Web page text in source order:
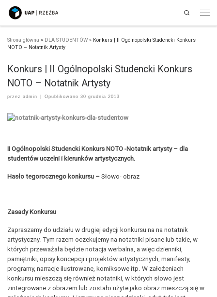
Przejdź do treści
Search
Strona główna » DLA STUDENTÓW » Konkurs | II Ogólnopolski Studencki Konkurs
NOTO – Notatnik Artysty
Konkurs | II Ogólnopolski Studencki Konkurs
NOTO – Notatnik Artysty
przez admin Opublikowano 30 grudnia 2013
II Ogólnopolski Studencki Konkurs NOTO -Notatnik artysty – dla
studentów uczelni i kierunków artystycznych.
Hasło tegorocznego konkursu – Słowo- obraz
Zasady Konkursu
Zapraszamy do udziału w drugiej edycji konkursu na na notatnik
artystyczny. Tym razem oczekujemy na notatniki pisane lub takie, w
których przeważała będzie notacja werbalna, a więc dzienniki,
pamiętniki, opisy koncepcji i projektów artystycznych, manifesty,
programy, narracje ilustrowane, komiksowe itp. W założeniach
konkursu mieszczą się również notatniki, w których słowo jest
zintegrowane z obrazem lub zostało użyte jako obraz mieszczą się w